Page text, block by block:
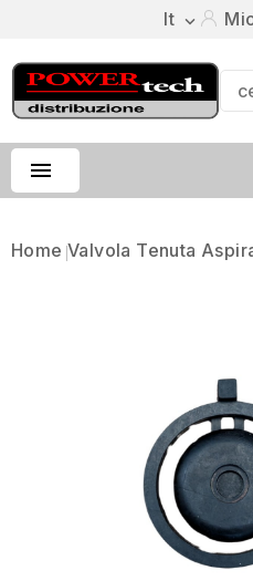
It 

Home Valvola Tenuta